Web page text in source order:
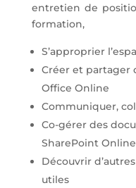
entretien de
formation,
S’approprier
Créer et partager
Office Online
Communiquer,
Co-gérer des
SharePoint Online
Découvrir
utiles